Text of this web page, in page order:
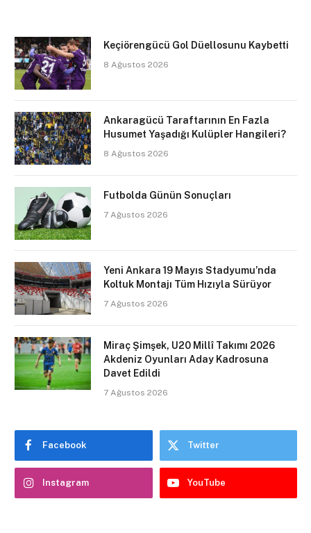
Keçiörengücü Gol Düellosunu Kaybetti
8 Ağustos 2026
Ankaragücü Taraftarının En Fazla
Husumet Yaşadığı Kulüpler Hangileri?
8 Ağustos 2026
Futbolda Günün Sonuçları
7 Ağustos 2026
Yeni Ankara 19 Mayıs Stadyumu’nda
Koltuk Montajı Tüm Hızıyla Sürüyor
7 Ağustos 2026
Miraç Şimşek, U20 Millî Takımı 2026
Akdeniz Oyunları Aday Kadrosuna
Davet Edildi
7 Ağustos 2026
Facebook Twitter
Instagram YouTube